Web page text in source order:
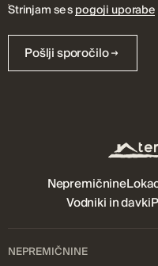
Strinjam se spogoji uporabe
Pošlji sporočilo
Nepremičnine
Vodniki in davki
NEPREMIČNINE